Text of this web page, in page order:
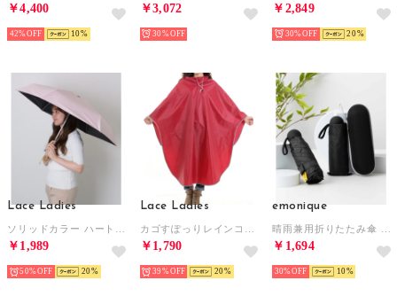
￥4,400
42% 10
￥3,072
30%
￥2,849
30% 20
Lace Ladies
￥1,989
50% 20
Lace Ladies
￥1,790
39% 20
emonique
￥1,694
30% 10